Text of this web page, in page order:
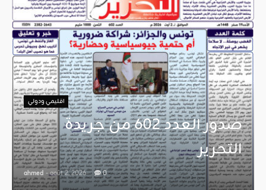
اقليمي ودولي
صدور العدد 602 من جريدة
التحرير
ahmed - août 2, 2026 0